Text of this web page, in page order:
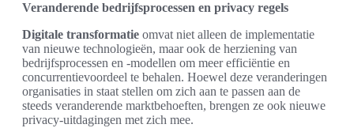
Veranderende bedrijfsprocessen en privacy regels
Digitale transformatie omvat niet alleen de implementatie
van nieuwe technologieën, maar ook de herziening van
bedrijfsprocessen en -modellen om meer efficiëntie en
concurrentievoordeel te behalen. Hoewel deze veranderingen
organisaties in staat stellen om zich aan te passen aan de
steeds veranderende marktbehoeften, brengen ze ook nieuwe
privacy-uitdagingen met zich mee.